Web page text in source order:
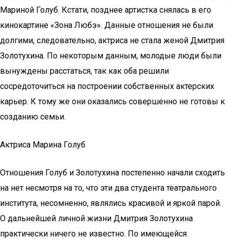
Мариной Голуб. Кстати, позднее артистка снялась в его
кинокартине «Зона Любэ». Данные отношения не были
долгими, следовательно, актриса не стала женой Дмитрия
Золотухина. По некоторым данным, молодые люди были
вынуждены расстаться, так как оба решили
сосредоточиться на построении собственных актерских
карьер. К тому же они оказались совершенно не готовы к
созданию семьи.
Актриса Марина Голуб
Отношения Голуб и Золотухина постепенно начали сходить
на нет несмотря на то, что эти два студента театрального
института, несомненно, являлись красивой и яркой парой.
О дальнейшей личной жизни Дмитрия Золотухина
практически ничего не известно. По имеющейся